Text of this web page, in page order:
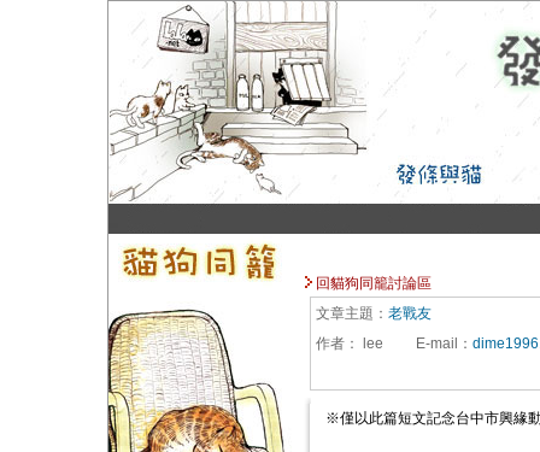
回貓狗同籠討論區
文章主題： 老戰友
作者：
lee E-mail ：
※僅以此篇短文記念台中市興緣